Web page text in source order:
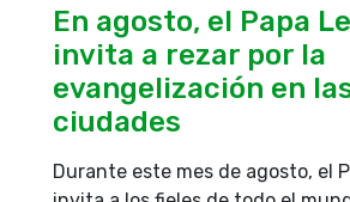
En agosto, el Papa
invita a rezar por la
evangelización en
ciudades
Durante este mes de agosto, el